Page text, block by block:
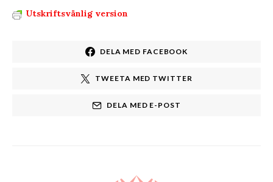
Utskriftsvänlig version
DELA MED FACEBOOK
TWEETA MED TWITTER
DELA MED E-POST